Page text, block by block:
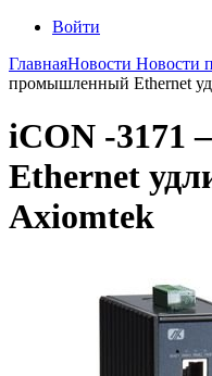
Войти
ГлавнаяНовости Новости
промышленный Ethernet
iCON -3171
Ethernet
Axiomtek